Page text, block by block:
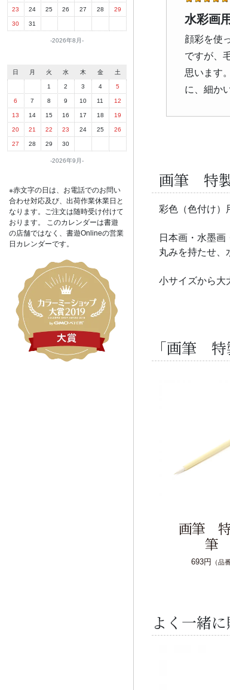
水彩画
顔彩を使
ですが、
思います
に、細か
画筆 特
彩色（色付け）
日本画・水墨画
丸みを持たせ、
小サイズから大
「画筆
画筆
筆
693円 （品
よく一緒
2026年8月
23 24 25 26 27 28 29
30 31
2026年9月
日 月 火 水 木 金 土
1 2 3 4 5
6 7 8 9 10 11 12
13 14 15 16 17 18 19
20 21 22 23 24 25 26
27 28 29 30
※赤文字の日は、お電話でのお問い
合わせ対応及び、出荷作業休業日と
なります。ご注文は随時受け付けて
おります。 このカレンダーは書遊
の店舗ではなく、書遊Onlineの営業
日カレンダーです。